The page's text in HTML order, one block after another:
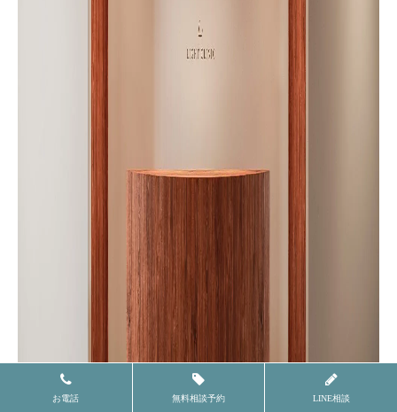
お電話 無料相談予約 LINE相談